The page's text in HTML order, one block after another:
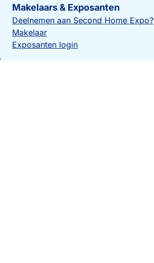
Makelaars & Exposanten
Deelnemen aan Second Home Expo?
Makelaar
Exposanten login